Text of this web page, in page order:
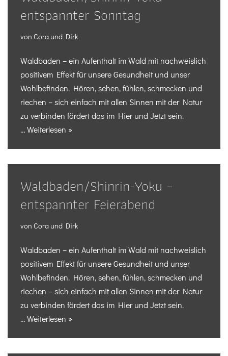
entspannter Sonntag
von Cora und Dirk
Waldbaden – ein Aufenthalt im Wald mit nachweislich
positivem Effekt für unsere Gesundheit und unser
Wohlbefinden. Hören, sehen, fühlen, schmecken und
riechen – sich einfach mit allen Sinnen mit der Natur
zu verbinden fördert das im Hier und Jetzt sein.
…Weiterlesen »
Waldbaden/Shinrin-Yoku –
entspannter Feierabend
von Cora und Dirk
Waldbaden – ein Aufenthalt im Wald mit nachweislich
positivem Effekt für unsere Gesundheit und unser
Wohlbefinden. Hören, sehen, fühlen, schmecken und
riechen – sich einfach mit allen Sinnen mit der Natur
zu verbinden fördert das im Hier und Jetzt sein.
…Weiterlesen »